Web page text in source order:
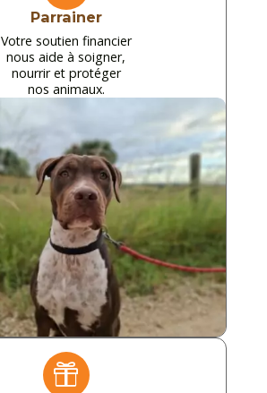
Parrainer
Votre soutien financier
nous aide à soigner,
nourrir et protéger
nos animaux.
